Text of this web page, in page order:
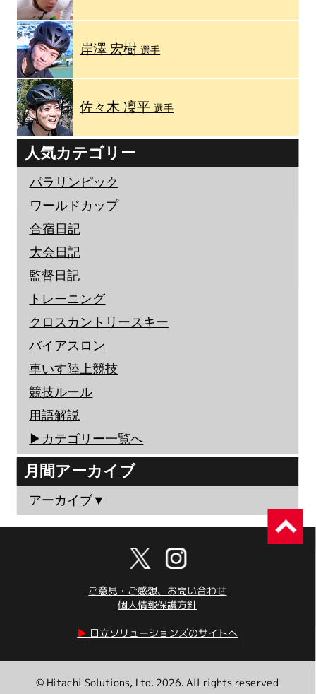
岸澤 宏樹選手
佐々木 凜平選手
人気カテゴリー
パラリンピック
ワールドカップ
合宿日記
大会日記
監督日記
トレーニング
クロスカントリースキー
バイアスロン
車いす陸上競技
競技ルール
用語解説
▶︎カテゴリー一覧へ
月間アーカイブ
アーカイブ▼
ご意見・ご感想、お問い合わせ
個人情報保護方針
▶︎ 日立ソリューションズのサイトへ
© Hitachi Solutions, Ltd. 2026. All rights reserved